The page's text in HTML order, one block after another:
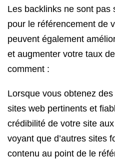
Les backlinks ne sont pas
pour le référencement de
peuvent également
et augmenter votre taux
comment :
Lorsque vous obtenez
sites web pertinents et
crédibilité de votre site
voyant que d’autres sites
contenu au point de le